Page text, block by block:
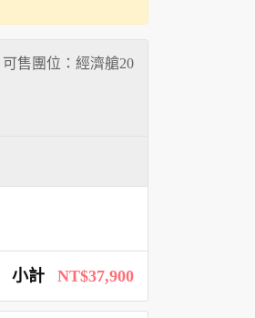
可售團位：經濟艙20
小計 NT$37,900